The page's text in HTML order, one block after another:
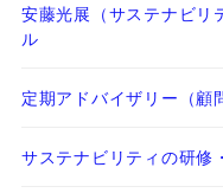
安藤光展（サステナビリ
ル
定期アドバイザリー（顧
サステナビリティの研修